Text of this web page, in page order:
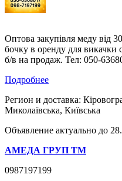
Оптова закупівля меду від
бочку в оренду для викачки
б/в на продаж. Тел: 050-
Подробнее
Регион и доставка:
Миколаївська, Київська
Объявление актуально до
АМЕДА ГРУП ТМ
0987197199